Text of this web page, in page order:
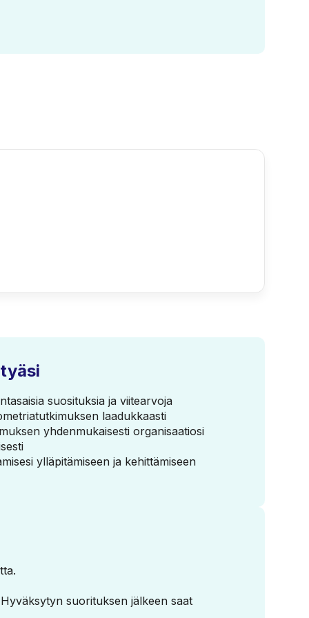
suosituksia ja viitearvoja
laadukkaasti
yhdenmukaisesti organisaatiosi
ylläpitämiseen ja kehittämiseen
suorituksen jälkeen saat